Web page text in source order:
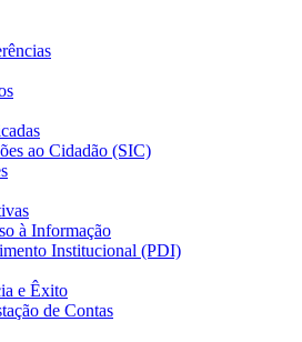
ao Cidadão (SIC)
à Informação
Institucional (PDI)
e Êxito
de Contas